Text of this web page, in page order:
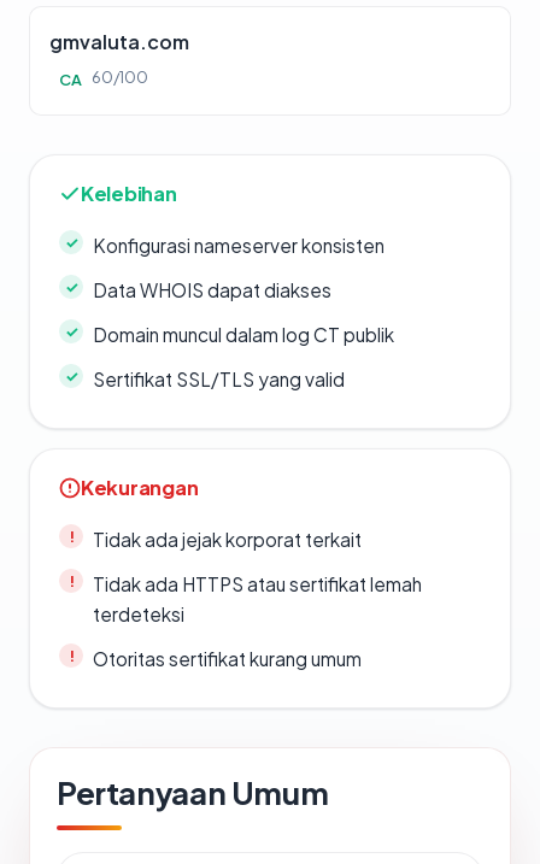
gmvaluta.com
CA 60/100
Kelebihan
Konfigurasi nameserver konsisten
Data WHOIS dapat diakses
Domain muncul dalam log CT publik
Sertifikat SSL/TLS yang valid
Kekurangan
Tidak ada jejak korporat terkait
Tidak ada HTTPS atau sertifikat lemah
terdeteksi
Otoritas sertifikat kurang umum
Pertanyaan Umum